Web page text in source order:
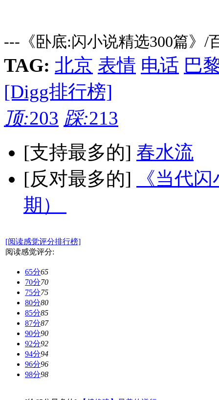
---《卧底:闪小说精选300篇》/
TAG: 北京 表情 电话 巴
[Digg排行榜]
顶:203 踩:213
[支持最多的] 春水流
[反对最多的]
《当代
期）
[阅读感觉评分排行榜]
阅读感觉评分:
65分65
70分70
75分75
80分80
85分85
87分87
90分90
92分92
94分94
96分96
98分98